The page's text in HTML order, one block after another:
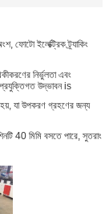
ফোটো ইলেক্ট্রিক ট্র্যাকিং
নির্ভুলতা এবং
প্রযুক্তিগত উদ্ভাবন is
হয়, যা উপকরণ গ্রহণের জন্য
40 মিমি বসতে পারে, সুতরাং